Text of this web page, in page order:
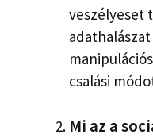
veszélyeset
csalási
Mi az a